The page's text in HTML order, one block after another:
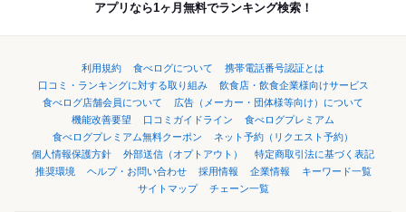
アプリなら1ヶ月無料でランキング検索！
利用規約 食べログについて
携帯電話番号認証とは
口コミ・ランキングに対する取り組み
飲食店・飲食企業様向けサービス
食べログ店舗会員について
広告（メーカー・団体様等向け）について
機能改善要望
口コミガイドライン
食べログプレミアム
食べログプレミアム無料クーポン
ネット予約（リクエスト予約）
個人情報保護方針
外部送信（オプトアウト）
特定商取引法に基づく表記
推奨環境
ヘルプ・お問い合わせ 採用情報 企業情報
キーワード一覧
サイトマップ
チェーン一覧